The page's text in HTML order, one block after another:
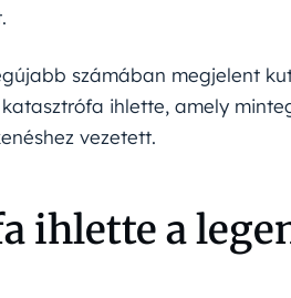
számában megjelent
ihlette, amely
vezetett.
ihlette a